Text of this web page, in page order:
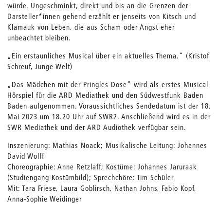
würde. Ungeschminkt, direkt und bis an die Grenzen der
Darsteller*innen gehend erzählt er jenseits von Kitsch und
Klamauk von Leben, die aus Scham oder Angst eher
unbeachtet bleiben.
„Ein erstaunliches Musical über ein aktuelles Thema.“ (Kristof
Schreuf, Junge Welt)
„Das Mädchen mit der Pringles Dose“ wird als erstes Musical-
Hörspiel für die ARD Mediathek und den Südwestfunk Baden
Baden aufgenommen. Voraussichtliches Sendedatum ist der 18.
Mai 2023 um 18.20 Uhr auf SWR2. Anschließend wird es in der
SWR Mediathek und der ARD Audiothek verfügbar sein.
Inszenierung: Mathias Noack; Musikalische Leitung: Johannes
David Wolff
Choreographie: Anne Retzlaff; Kostüme: Johannes Jaruraak
(Studiengang Kostümbild); Sprechchöre: Tim Schüler
Mit: Tara Friese, Laura Goblirsch, Nathan Johns, Fabio Kopf,
Anna-Sophie Weidinger